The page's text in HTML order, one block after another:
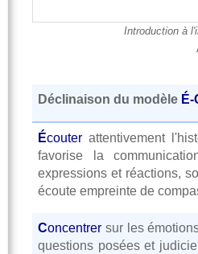
Déclinaisondumodèle É-
Écouter
Concentrer